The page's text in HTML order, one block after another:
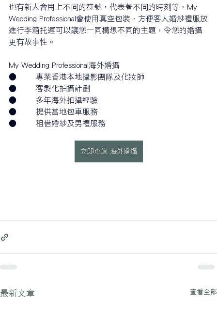
也有新人會用上不同的符號，代表著不同的時刻等， My
Wedding Professional會使用真空包裝，方便客人婚紗禮服放
進行李箱托運可以讓您一同構想不同的主題，令您的婚攝
更有故事性。
My Wedding Professional海外婚攝
●        專業香港本地攝影團隊及化妝師
●        客製化拍攝計劃
●        多年海外拍攝經驗
●        提供當地包車服務
●        租借婚紗及男禮服務
立即查詢 海外婚攝
最新文章 查看全部